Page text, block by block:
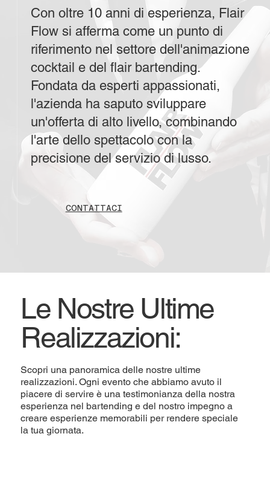
CONTATTACI
Con oltre 10 anni di esperienza, Flair
Flow si afferma come un punto di
riferimento nel settore dell'animazione
cocktail e del flair bartending.
Fondata da esperti appassionati,
l'azienda ha saputo sviluppare
un'offerta di alto livello, combinando
l'arte dello spettacolo con la
precisione del servizio di lusso.
Le Nostre Ultime
Realizzazioni:
Scopri una panoramica delle nostre ultime
realizzazioni. Ogni evento che abbiamo avuto il
piacere di servire è una testimonianza della nostra
esperienza nel bartending e del nostro impegno a
creare esperienze memorabili per rendere speciale
la tua giornata.